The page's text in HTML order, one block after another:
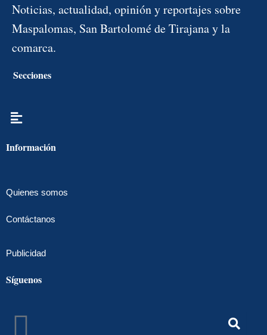
Noticias, actualidad, opinión y reportajes sobre
Maspalomas, San Bartolomé de Tirajana y la
comarca.
Secciones
Menú
Información
Quienes somos
Contáctanos
Publicidad
Síguenos
Facebook
Instagram